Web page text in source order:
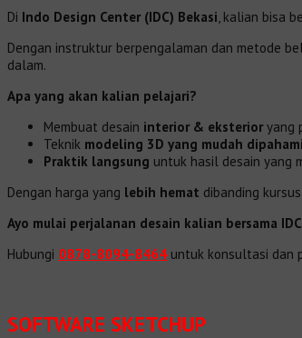
Di Indo Design Center (IDC) Bekasi, kalian bisa
Dengan instruktur berpengalaman dan metode
dalam.
Apa yang akan kalian pelajari?
Membuat desain interior & eksterioryang
Teknik modeling 3D yang mudah dipahami
Praktik langsung untuk hasil desain yang
Dengan harga yang lebih hemat dibanding
Ayo mulai perjalanan desain kalian bersama
Hubungi 0878-8094-8464 untuk konsultasi dan
SOFTWARE SKETCHUP